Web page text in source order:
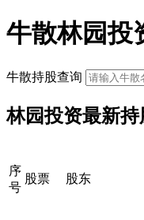
牛散林园投
牛散持股查询
林园投资最新持
序
号
股票 股东